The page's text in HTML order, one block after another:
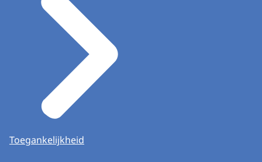
Toegankelijkheid